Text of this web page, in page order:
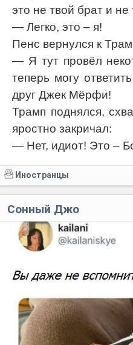
это не твой брат и не
— Легко, это – я!
Пенс вернулся к
— Я тут провёл
теперь могу
друг Джек Мёрфи!
Трамп поднялся,
яростно закричал:
— Нет, идиот! Это –
Иностранцы
Сонный Джо